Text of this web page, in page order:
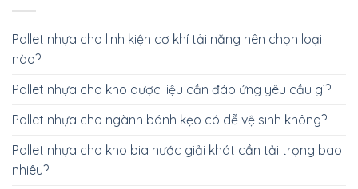
Pallet nhựa cho linh kiện cơ khí tải nặng nên chọn loại
nào?
Pallet nhựa cho kho dược liệu cần đáp ứng yêu cầu gì?
Pallet nhựa cho ngành bánh kẹo có dễ vệ sinh không?
Pallet nhựa cho kho bia nước giải khát cần tải trọng bao
nhiêu?